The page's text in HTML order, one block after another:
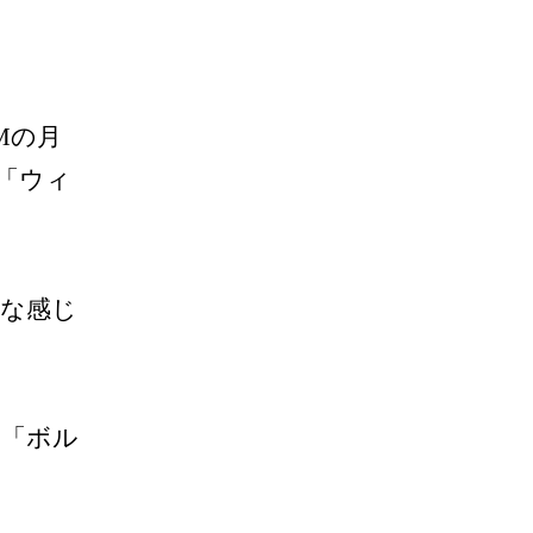
月
ウィ
感じ
ボル